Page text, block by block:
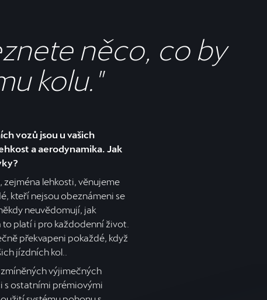
něco, co by
kolu."
vozů jsou u vašich
a aerodynamika. Jak
lehkosti, věnujeme
kteří nejsou obeznámeni se
neuvědomují, jak
platí i pro každodenní život.
překvapeni pokaždé, když
jízdních kol..
výjimečných
s ostatními prémiovými